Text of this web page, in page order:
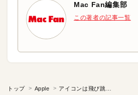
Mac Fan編集部
この著者の記事一覧
トップ Apple